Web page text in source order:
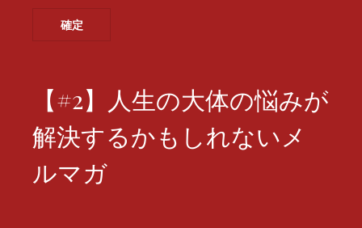
【#2】人生の大体の悩みが
解決するかもしれないメ
ルマガ